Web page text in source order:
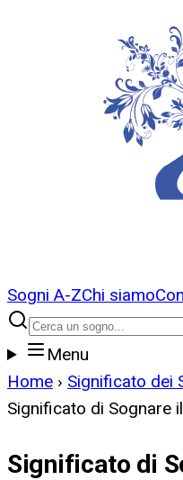
Sogni A-ZChi siamo
Menu
Home › Significato dei
Significato di Sognare
Significato di